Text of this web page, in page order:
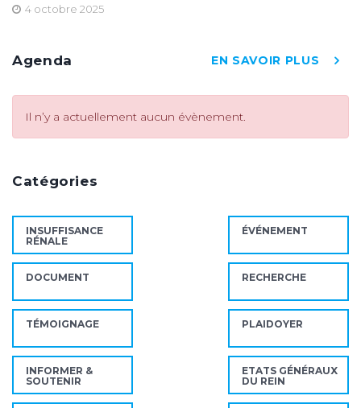
4 octobre 2025
Agenda EN SAVOIR PLUS
Il n’y a actuellement aucun évènement.
Catégories
INSUFFISANCE
RÉNALE
ÉVÉNEMENT
DOCUMENT RECHERCHE
TÉMOIGNAGE PLAIDOYER
INFORMER &
SOUTENIR
ETATS GÉNÉRAUX
DU REIN